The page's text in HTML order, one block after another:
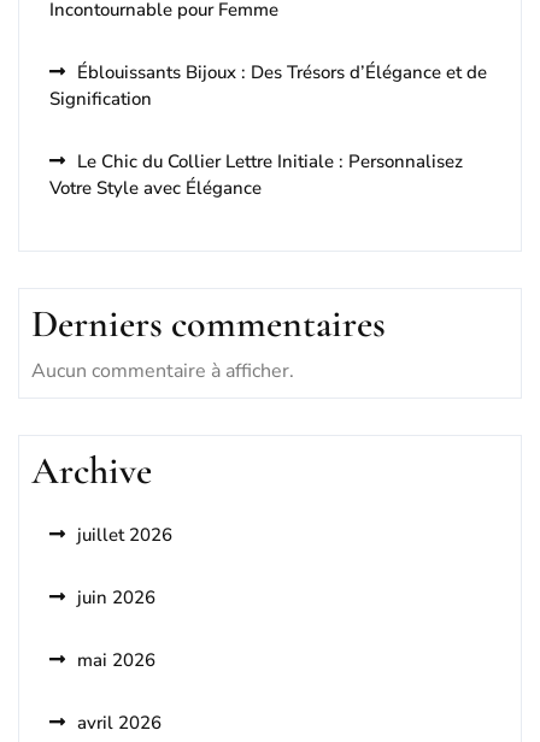
Incontournable pour Femme
Éblouissants Bijoux : Des Trésors d’Élégance et de
Signification
Le Chic du Collier Lettre Initiale : Personnalisez
Votre Style avec Élégance
Derniers commentaires
Aucun commentaire à afficher.
Archive
juillet 2026
juin 2026
mai 2026
avril 2026